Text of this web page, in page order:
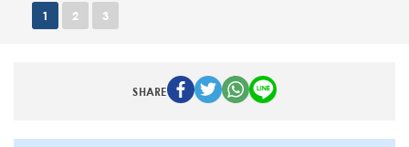
1 2 3
SHARE